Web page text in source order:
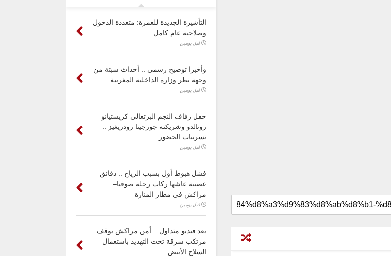
التأشيرة الجديدة للعمرة: متعددة الدخول
وصلاحية عام كامل
قبل يومين
وأخيرا توضيح رسمي .. أحداث سبتة من
وجهة نظر وزارة الداخلية المغربية
قبل يومين
حفل زفاف النجم البرتغالي كريستيانو
رونالدو وشريكته جورجينا رودريغيز ..
تسريبات الحضور
قبل يومين
فشل هبوط أول بسبب الرياح .. دقائق
عصيبة عاشها ركاب رحلة صوفيا–
مراكش في مطار المنارة
قبل يومين
بعد فيديو متداول .. أمن مراكش يوقف
مرتكب سرقة تحت التهديد باستعمال
السلاح الأبيض